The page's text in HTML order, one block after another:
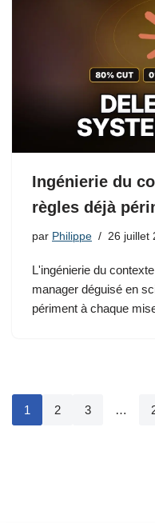
Ingénierie du
règles déjà
par Philippe 26 juillet
L'ingénierie du
manager déguisé en
périment à chaque
1 2 3 …